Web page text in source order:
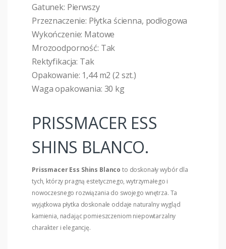
Gatunek: Pierwszy
Przeznaczenie: Płytka ścienna, podłogowa
Wykończenie: Matowe
Mrozoodporność: Tak
Rektyfikacja: Tak
Opakowanie: 1,44 m2 (2 szt.)
Waga opakowania: 30 kg
PRISSMACER ESS
SHINS BLANCO.
Prissmacer Ess Shins Blanco to doskonały wybór dla
tych, którzy pragną estetycznego, wytrzymałego i
nowoczesnego rozwiązania do swojego wnętrza. Ta
wyjątkowa płytka doskonale oddaje naturalny wygląd
kamienia, nadając pomieszczeniom niepowtarzalny
charakter i elegancję.